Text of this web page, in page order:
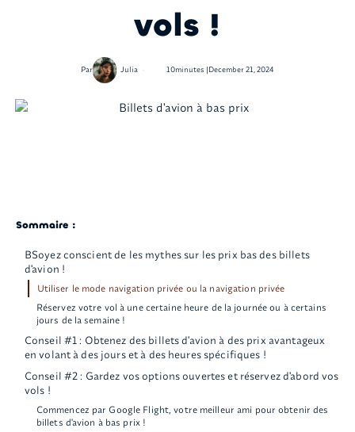
vols !
Par Julia 10minutes |December 21, 2024
Sommaire :
BSoyez conscient de les mythes sur les prix bas des billets
d'avion !
Utiliser le mode navigation privée ou la navigation privée
Réservez votre vol à une certaine heure de la journée ou à certains
jours de la semaine !
Conseil #1 : Obtenez des billets d'avion à des prix avantageux
en volant à des jours et à des heures spécifiques !
Conseil #2 : Gardez vos options ouvertes et réservez d'abord vos
vols !
Commencez par Google Flight, votre meilleur ami pour obtenir des
billets d'avion à bas prix !